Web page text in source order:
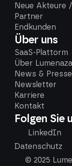
Neue Akteure
Partner
Endkunden
Über uns
SaaS-Plattorm
Über Lumenaza
News & Presse
Newsletter
Karriere
Kontakt
Folgen Sie
LinkedIn
Datenschutz
© 2025